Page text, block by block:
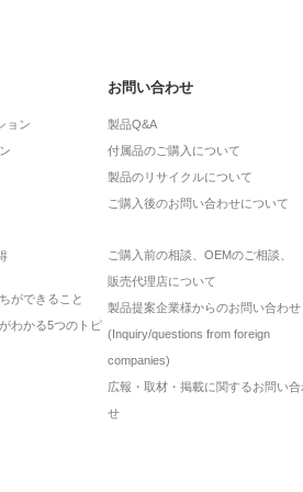
ョン
ができること
わかる5つのトピ
お問い合わせ
製品Q&A
付属品のご購入について
製品のリサイクルについて
ご購入後のお問い合わせについて
ご購入前の相談、OEMのご相談、
販売代理店について
製品提案企業様からのお問い合わせ
(Inquiry/questions from foreign
companies)
広報・取材・掲載に関するお問い合
せ